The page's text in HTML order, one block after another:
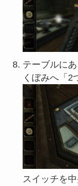
テーブルに
くぼみへ「2
スイッチを